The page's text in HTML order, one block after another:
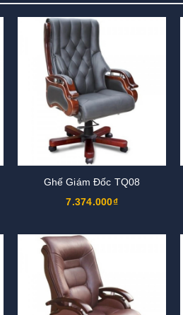
Ghế Giám Đốc TQ08
7.374.000₫